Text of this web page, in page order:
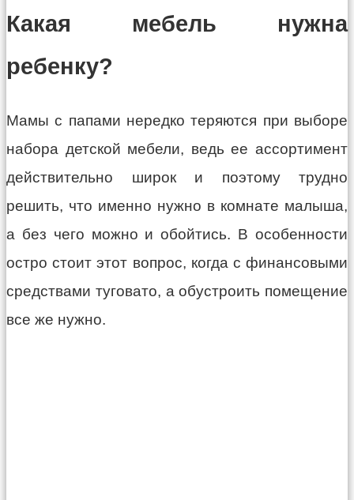
Какая мебель нужна
ребенку?
Мамы с папами нередко теряются при выборе
набора детской мебели, ведь ее ассортимент
действительно широк и поэтому трудно
решить, что именно нужно в комнате малыша,
а без чего можно и обойтись. В особенности
остро стоит этот вопрос, когда с финансовыми
средствами туговато, а обустроить помещение
все же нужно.